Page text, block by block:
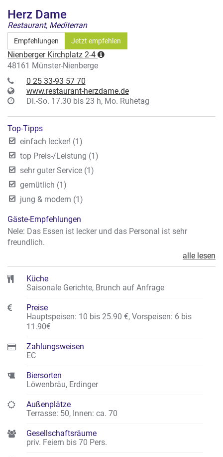
Herz Dame
Restaurant, Mediterran
Empfehlungen Jetzt empfehlen
Nienberger Kirchplatz 2-4
48161 Münster-Nienberge
0 25 33-93 57 70
www.restaurant-herzdame.de
Di.-So. 17.30 bis 23 h, Mo. Ruhetag
Top-Tipps
einfach lecker! (1)
top Preis-/Leistung (1)
sehr guter Service (1)
gemütlich (1)
jung & modern (1)
Gäste-Empfehlungen
Nele: Das Essen ist lecker und das Personal ist sehr
freundlich.
alle lesen
Küche
Saisonale Gerichte, Brunch auf Anfrage
Preise
Hauptspeisen: 10 bis 25.90 €, Vorspeisen: 6 bis
11.90€
Zahlungsweisen
EC
Biersorten
Löwenbräu, Erdinger
Außenplätze
Terrasse: 50, Innen: ca. 70
Gesellschaftsräume
priv. Feiern bis 70 Pers.